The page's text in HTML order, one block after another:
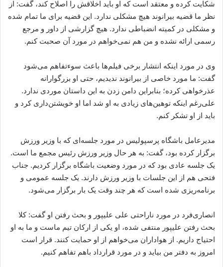
شکایت کرده و معتقد است که او باید اخلاقش را اصلاح کند، گفت:‌ از
نظر ما قضیه بیرانوند هیچ مشکلی ندارد. این قضیه برای ما تمام شده
و مشکلی در کمیته انضباطی ندارد. هیچ گزارشی از داور و مرجع
رسمی ارائه نشده و من هم نمی‌خواهم در مورد آن صحبت کنم.
وی در مورد اینکه انتشار برخی فیلم‌ها باعث سوءتفاهم‌ می‌شود
گفت: ما مورد خاصی از بیرانوند ندیدیم، حتی او بزرگوارانه
عذرخواهی کرده؛ بنابراین دامن زدن به این داستان موردی ندارد.
علی‌رغم اینکه توهین‌های زیادی به او شد اما او خویشتن‌داری کرد و
باید از او تشکر کنم.
مدیرعامل باشگاه پرسپولیس در مورد جلسه‌ای که با وزیر ورزش
برگزار کرده بود، گفت: به هر حال وزیر ورزش رئیس مجمع ما است.
یک جلسه عادی بود که در مورد وضعیت باشگاه برگزار کردیم. جناب
فتحی هم از این جلسات با وزیر ورزش دارند. یک جلسه عمومی و
برنامه‌ریزی شده است که هر چند وقت یک بار برگزار می‌شود.
انصاری‌فرد در مورد ناراحتی علی علیپور و بحث رفتن او گفت: کلا
بحث رفتن علیپور منتفی شده، او یکی از ارکان تیم ماست و ما به او
احتیاج داریم. از هواداران می‌خواهم از او حمایت کنند. قرار است
امروز به دفتر من بیاید و در مورد قرارداد باهم تفاهم کنیم.